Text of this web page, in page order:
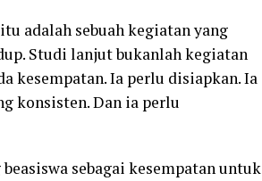
adalah sebuah kegiatan yang
Studi lanjut bukanlah kegiatan
kesempatan. Ia perlu disiapkan. Ia
konsisten. Dan ia perlu
sebagai kesempatan untuk